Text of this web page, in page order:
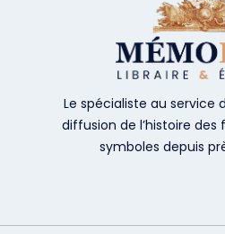
Le spécialiste au service
diffusion de l’histoire des
symboles depuis